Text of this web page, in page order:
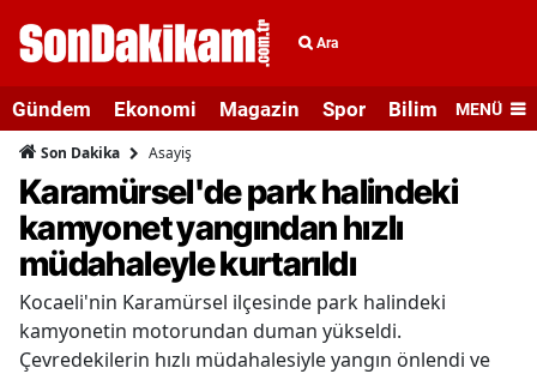
Ara
Gündem Ekonomi Magazin Spor Bilim veMENÜ
Son Dakika Asayiş
Karamürsel'de park halindeki
kamyonet yangından hızlı
müdahaleyle kurtarıldı
Kocaeli'nin Karamürsel ilçesinde park halindeki
kamyonetin motorundan duman yükseldi.
Çevredekilerin hızlı müdahalesiyle yangın önlendi ve